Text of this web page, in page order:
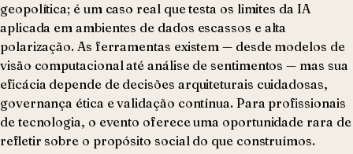
geopolítica; é um caso real que testa os limites da IA
aplicada em ambientes de dados escassos e alta
polarização. As ferramentas existem — desde modelos de
visão computacional até análise de sentimentos — mas sua
eficácia depende de decisões arquiteturais cuidadosas,
governança ética e validação contínua. Para profissionais
de tecnologia, o evento oferece uma oportunidade rara de
refletir sobre o propósito social do que construímos.